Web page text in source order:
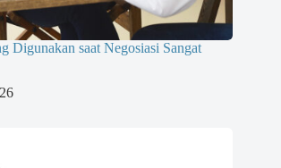
Digunakan saat Negosiasi Sangat